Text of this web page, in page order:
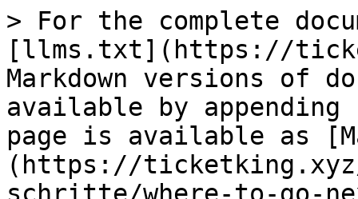
> For the complete
[llms.txt](https://
Markdown versions of
available by
page is available as
(https://